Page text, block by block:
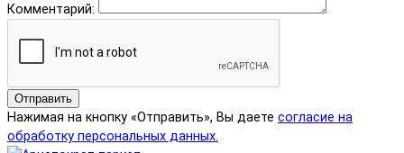
Комментарий:
Отправить
Нажимая на кнопку «Отправить», Вы даете согласие на
обработку персональных данных.